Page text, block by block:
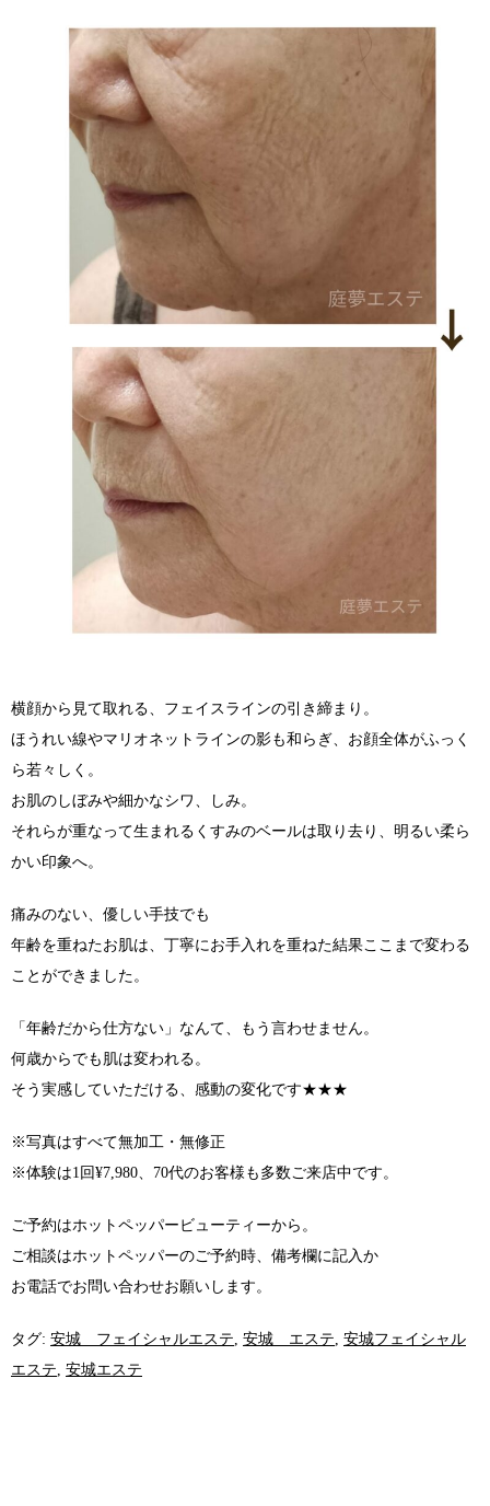
横顔から見て取れる、フェイスラインの引き締まり。
ほうれい線やマリオネットラインの影も和らぎ、お顔全体がふっく
ら若々しく。
お肌のしぼみや細かなシワ、しみ。
それらが重なって生まれるくすみのベールは取り去り、明るい柔ら
かい印象へ。
痛みのない、優しい手技でも
年齢を重ねたお肌は、丁寧にお手入れを重ねた結果ここまで変わる
ことができました。
「年齢だから仕方ない」なんて、もう言わせません。
何歳からでも肌は変われる。
そう実感していただける、感動の変化です★★★
※写真はすべて無加工・無修正
※体験は1回¥7,980、70代のお客様も多数ご来店中です。
ご予約はホットペッパービューティーから。
ご相談はホットペッパーのご予約時、備考欄に記入か
お電話でお問い合わせお願いします。
タグ: 安城 フェイシャルエステ, 安城 エステ, 安城フェイシャル
エステ, 安城エステ